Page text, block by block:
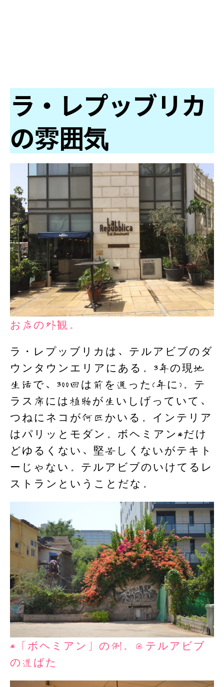
ラ・レプッブリカ
の雰囲気
お店の外観。
ラ・レプッブリカは、テルアビブのダ
ウンタウンエリアにある。3年の現地
生活で、300回は前を通った(年に)。テ
ラス席には植物が生いしげっていて、
つねにネコが何匹かいる。インテリア
はパリッとモダン。ボヘミアン*だけ
どゆるくない、堅苦しくないがテキト
ーじゃない。テルアビブのいけてるレ
ストランということだな。
*「ボヘミアン」の例。＠テルアビブ
の道ばた